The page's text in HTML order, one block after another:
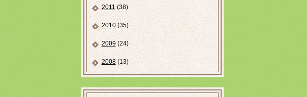
2011(38)
2010(35)
2009(24)
2008(13)